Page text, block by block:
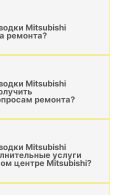
Mitsubishi
ремонта?
Mitsubishi
ремонта?
Mitsubishi
услуги
центре Mitsubishi?